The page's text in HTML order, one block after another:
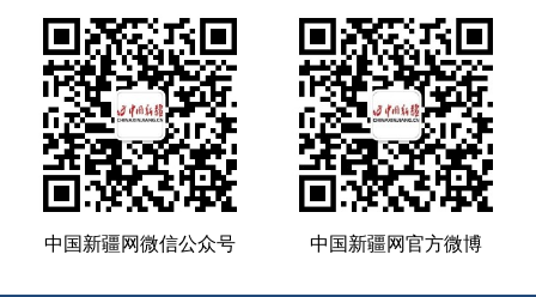
中国新疆网微信公众号 中国新疆网官方微博